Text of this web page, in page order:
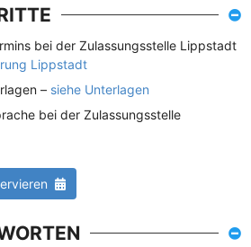
bei der Zulassungsstelle Lippstadt
Lippstadt
– siehe Unterlagen
bei der Zulassungsstelle